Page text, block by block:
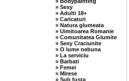
» Istorice
» Misogine
» Moldoveni
» Mosnegi
» Nebuni
» Negri
» Olteni
» Pescari
» Perle
» Politice
» Politisti
» Popi
» Radio Erevan
» Sexy
» Adulti 18+
» Caricaturi
» Natura glumeata
» Uimitoarea Romanie
» Comunitatea Glumite
» Sexy Craciunite
» O lume nebuna
» La serviciu
» Barbati
» Femei
» Mirese
» Sub fusta